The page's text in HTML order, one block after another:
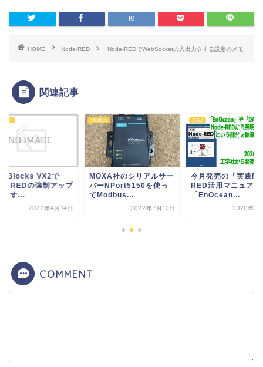
HOME Node-RED Node-REDでWebSocketの入出力をする設定のメモ
関連記事
RED
VX2で
REDの強制アップ
トす...
2022年4月14日
Modbus
MOXA社のシリアルサー
バーNPort5150を使っ
てModbus...
2022年7月10日
DALI
今月発売の「実践
RED活用マニュアル
「EnOcean...
2020年6
COMMENT